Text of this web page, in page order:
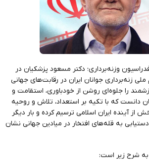
وزنه‌برداری؛ دکتر مسعود پزشکیان در
زنه‌برداری جوانان ایران در رقابت‌های جهانی
را جلوه‌ای روشن از خودباوری، استقامت و
دانست که با تکیه بر استعداد، تلاش و روحیه
از آینده ایران اسلامی ترسیم کرده و بار دیگر
به قله‌های افتخار در میادین جهانی نشان
شرح زیر است: